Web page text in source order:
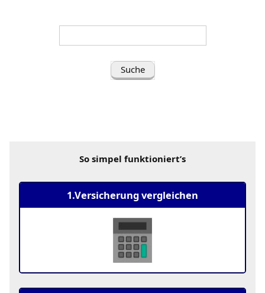
(Frage/Stichwort
So simpel funktioniert’s
1.Versicherung vergleichen